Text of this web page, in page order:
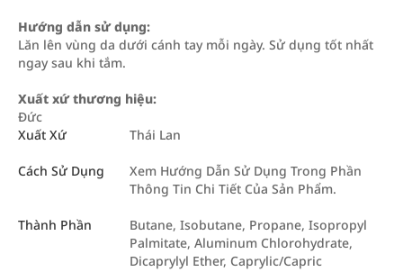
Hướng dẫn sử dụng:
Lăn lên vùng da dưới cánh tay mỗi ngày. Sử dụng tốt nhất
ngay sau khi tắm.
Xuất xứ thương hiệu:
Đức
Xuất Xứ
Thái Lan
Cách Sử Dụng
Xem Hướng Dẫn Sử Dụng Trong Phần
Thông Tin Chi Tiết Của Sản Phẩm.
Thành Phần
Butane, Isobutane, Propane, Isopropyl
Palmitate, Aluminum Chlorohydrate,
Dicaprylyl Ether, Caprylic/Capric